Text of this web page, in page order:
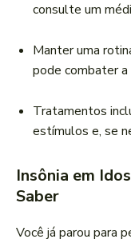
consulte um
Manter uma
pode combater a
Tratamentos
estímulos e, se
Insônia em
Saber
Você já parou para